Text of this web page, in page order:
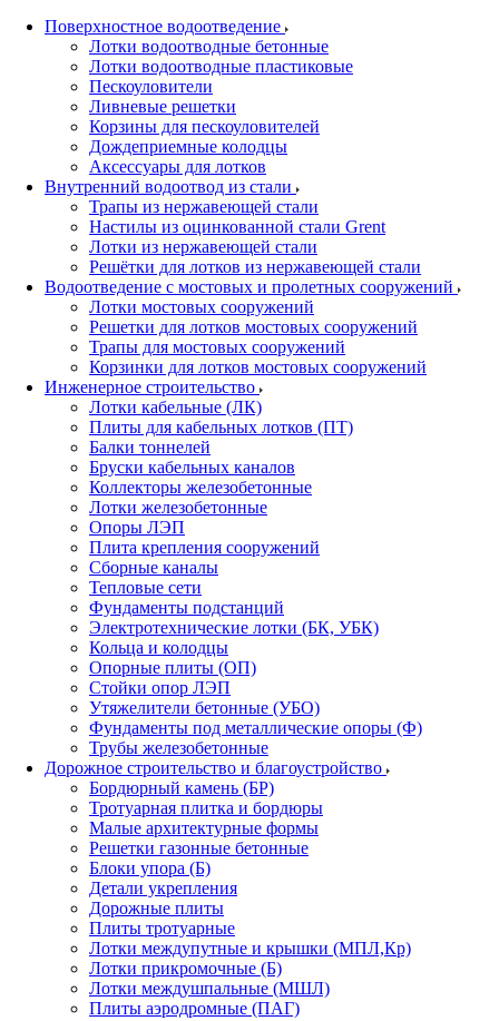
Поверхностное водоотведение
Лотки водоотводные бетонные
Лотки водоотводные пластиковые
Пескоуловители
Ливневые решетки
Корзины для пескоуловителей
Дождеприемные колодцы
Аксессуары для лотков
Внутренний водоотвод из стали
Трапы из нержавеющей стали
Настилы из оцинкованной стали Grent
Лотки из нержавеющей стали
Решётки для лотков из нержавеющей стали
Водоотведение с мостовых и пролетных сооружений
Лотки мостовых сооружений
Решетки для лотков мостовых сооружений
Трапы для мостовых сооружений
Корзинки для лотков мостовых сооружений
Инженерное строительство
Лотки кабельные (ЛК)
Плиты для кабельных лотков (ПТ)
Балки тоннелей
Бруски кабельных каналов
Коллекторы железобетонные
Лотки железобетонные
Опоры ЛЭП
Плита крепления сооружений
Сборные каналы
Тепловые сети
Фундаменты подстанций
Электротехнические лотки (БК, УБК)
Кольца и колодцы
Опорные плиты (ОП)
Стойки опор ЛЭП
Утяжелители бетонные (УБО)
Фундаменты под металлические опоры (Ф)
Трубы железобетонные
Дорожное строительство и благоустройство
Бордюрный камень (БР)
Тротуарная плитка и бордюры
Малые архитектурные формы
Решетки газонные бетонные
Блоки упора (Б)
Детали укрепления
Дорожные плиты
Плиты тротуарные
Лотки междупутные и крышки (МПЛ,Кр)
Лотки прикромочные (Б)
Лотки междушпальные (МШЛ)
Плиты аэродромные (ПАГ)